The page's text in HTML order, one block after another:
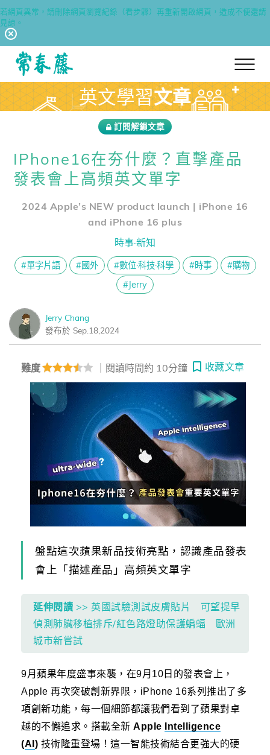
若網頁異常，請刪除網頁瀏覽紀錄（看步驟）再重新開啟網頁，造成不便還請
見諒。
回常春藤首頁 英文學習文章
訂閱解鎖文章
IPhone16在夯什麼？直擊產品
發表會上高頻英文單字
2024 Apple’s NEW product launch | iPhone 16
and iPhone 16 plus
時事·新知
#單字片語 #國外 #數位·科技·科學 #時事
#購物
#Jerry
Jerry Chang
發布於 Sep.18,2024
難度 ｜閱讀時間約 10分鐘 收藏文章
盤點這次蘋果新品技術亮點，認識產品發表
會上「描述產品」高頻英文單字
延伸閱讀 >> 英國試驗測試皮膚貼片 可望提早
偵測肺臟移植排斥/紅色路燈助保護蝙蝠 歐洲
城市新嘗試
9月蘋果年度盛事來襲，在9月10日的發表會上，
Apple 再次突破創新界限，iPhone 16系列推出了多
項創新功能，每一個細節都讓我們看到了蘋果對卓
越的不懈追求。搭載全新 Apple
Intelligence
(AI ) 技術隆重登場！這一智能技術結合更強大的硬